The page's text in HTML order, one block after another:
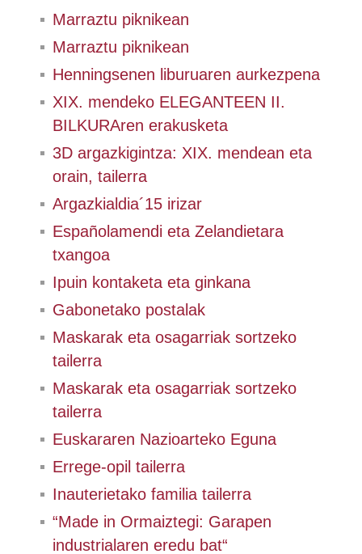
Marraztu piknikean
Marraztu piknikean
Henningsenen liburuaren aurkezpena
XIX. mendeko ELEGANTEEN II.
BILKURAren erakusketa
3D argazkigintza: XIX. mendean eta
orain, tailerra
Argazkialdia´15 irizar
Españolamendi eta Zelandietara
txangoa
Ipuin kontaketa eta ginkana
Gabonetako postalak
Maskarak eta osagarriak sortzeko
tailerra
Maskarak eta osagarriak sortzeko
tailerra
Euskararen Nazioarteko Eguna
Errege-opil tailerra
Inauterietako familia tailerra
“Made in Ormaiztegi: Garapen
industrialaren eredu bat“